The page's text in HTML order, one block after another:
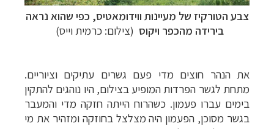
צבע הטורקיז של מעיינות ווידומאטיס, כפי שהוא נראה
בירידה מהכפר ויקוס (צילום: כרמית וייס)
את הנהר חוצים מדי פעם גשרים עתיקים וציוריים.
מתחת לגשר הפרדות המופיע בצילום, היו נוהגים להתקין
בימים עברו פעמון. כשהרוח הייתה חזקה מדי והמעבר
בגשר מסוכן, הפעמון היה מצלצל בחוזקה ומזהיר את מי